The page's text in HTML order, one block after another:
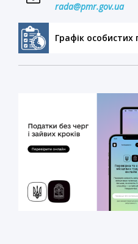
rada@pmr.gov.ua
Графік особистих